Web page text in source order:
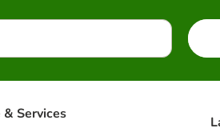
Services